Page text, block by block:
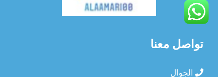
تواصل معنا